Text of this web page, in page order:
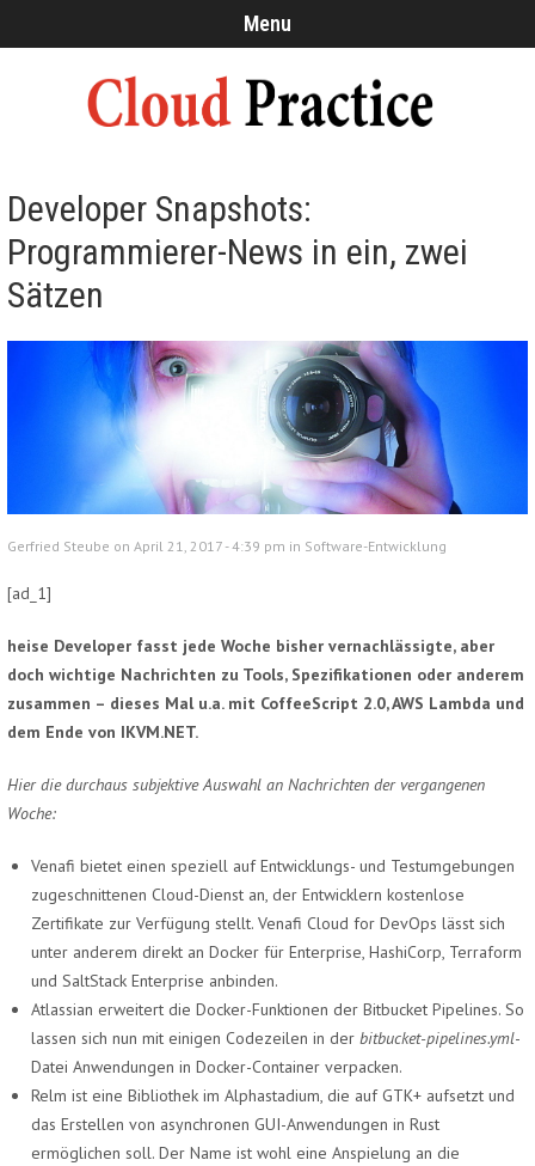
Menu
Developer Snapshots:
Programmierer-News in ein, zwei
Sätzen
Gerfried Steube on April 21, 2017 - 4:39 pm in Software-Entwicklung
[ad_1]
heise Developer fasst jede Woche bisher vernachlässigte, aber
doch wichtige Nachrichten zu Tools, Spezifikationen oder anderem
zusammen – dieses Mal u.a. mit CoffeeScript 2.0, AWS Lambda und
dem Ende von IKVM.NET.
Hier die durchaus subjektive Auswahl an Nachrichten der vergangenen
Woche:
Venafi bietet einen speziell auf Entwicklungs- und Testumgebungen
zugeschnittenen Cloud-Dienst an, der Entwicklern kostenlose
Zertifikate zur Verfügung stellt. Venafi Cloud for DevOps lässt sich
unter anderem direkt an Docker für Enterprise, HashiCorp, Terraform
und SaltStack Enterprise anbinden.
Atlassian erweitert die Docker-Funktionen der Bitbucket Pipelines. So
lassen sich nun mit einigen Codezeilen in der bitbucket-pipelines.yml-
Datei Anwendungen in Docker-Container verpacken.
Relm ist eine Bibliothek im Alphastadium, die auf GTK+ aufsetzt und
das Erstellen von asynchronen GUI-Anwendungen in Rust
ermöglichen soll. Der Name ist wohl eine Anspielung an die